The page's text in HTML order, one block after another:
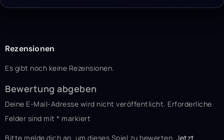
Rezensionen
Es gibt noch keine Rezensionen.
Bewertung abgeben
Deine E-Mail-Adresse wird nicht veröffentlicht. Erforderliche
Felder sind mit * markiert
Bitte melde dich an, um dieses Spiel zu bewerten. Jetzt